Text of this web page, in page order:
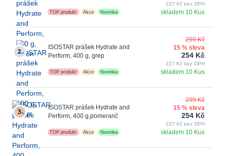
skladem 10 Kus
TOP produkt Akce Novinka
227 Kč bez DPH
2.
ISOSTAR prášek Hydrate and
Perform, 400 g, grep
skladem 10 Kus
TOP produkt Akce Novinka
299 Kč
15 % sleva
254 Kč
227 Kč bez DPH
3.
ISOSTAR prášek Hydrate and
Perform, 400 g,pomeranč
skladem 10 Kus
TOP produkt Akce Novinka
299 Kč
15 % sleva
254 Kč
227 Kč bez DPH